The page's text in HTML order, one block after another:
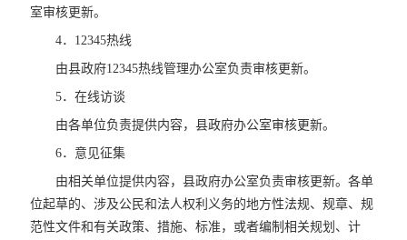
室审核更新。
4．12345热线
由县政府12345热线管理办公室负责审核更新。
5．在线访谈
由各单位负责提供内容，县政府办公室审核更新。
6．意见征集
由相关单位提供内容，县政府办公室负责审核更新。各单
位起草的、涉及公民和法人权利义务的地方性法规、规章、规
范性文件和有关政策、措施、标准，或者编制相关规划、计